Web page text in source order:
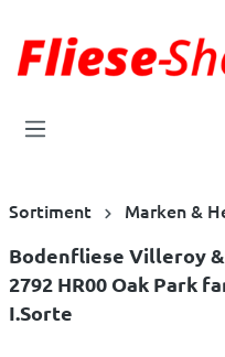
Sortiment Marken &
Bodenfliese Villeroy
2792 HR00 Oak Park
I.Sorte